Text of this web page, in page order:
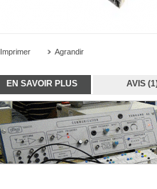
Imprimer Agrandir
EN SAVOIR PLUS AVIS